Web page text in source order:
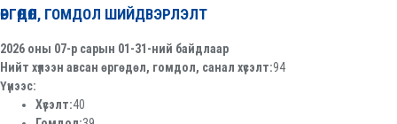
ӨРГӨДӨЛ, ГОМДОЛ ШИЙДВЭРЛЭЛТ
2026 оны 07-р сарын 01-31-ний байдлаар
Нийт хүлээн авсан өргөдөл, гомдол, санал хүсэлт:94
Үүнээс:
Хүсэлт:40